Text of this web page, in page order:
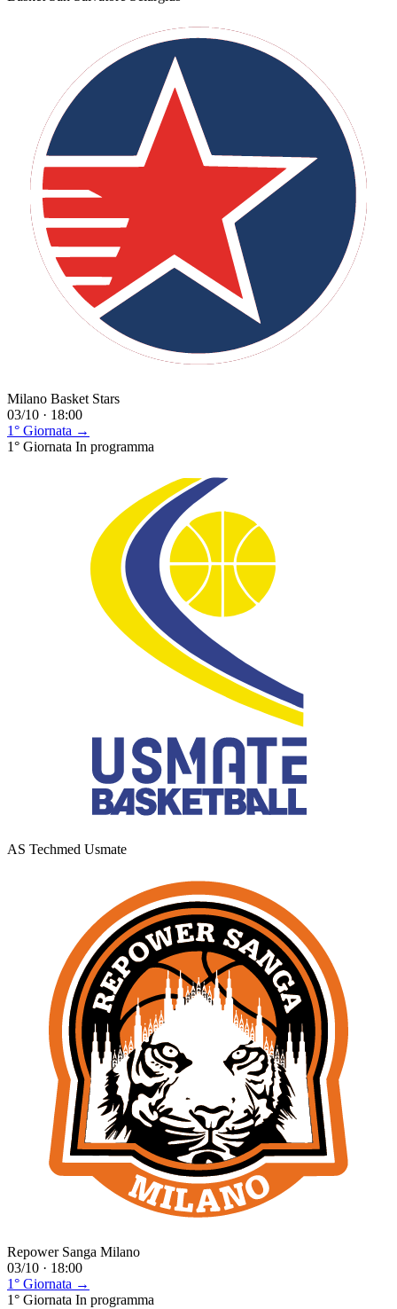
Milano Basket Stars
03/10 · 18:00
1° Giornata →
1° Giornata In programma
AS Techmed Usmate
Repower Sanga Milano
03/10 · 18:00
1° Giornata →
1° Giornata In programma